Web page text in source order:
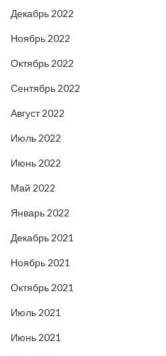
Декабрь 2022
Ноябрь 2022
Октябрь 2022
Сентябрь 2022
Август 2022
Июль 2022
Июнь 2022
Май 2022
Январь 2022
Декабрь 2021
Ноябрь 2021
Октябрь 2021
Июль 2021
Июнь 2021